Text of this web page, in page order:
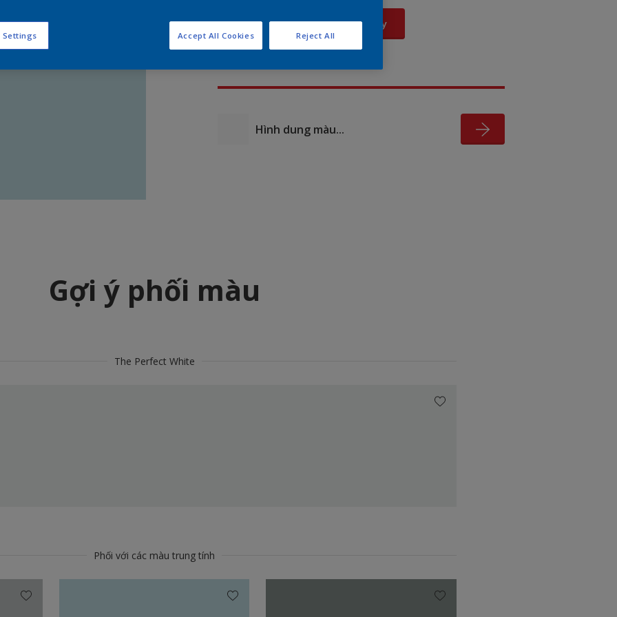
Xem Ngay
Hình dung màu...
Gợi ý phối màu
The Perfect White
Phối với các màu trung tính
Settings Reject All
Accept All Cookies